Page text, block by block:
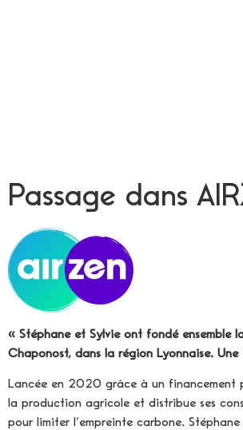
Passage dans
« Stéphane et Sylvie ont fondé ensemble
Chaponost, dans la région Lyonnaise.
Lancée en 2020 grâce à un
la production agricole et distribue ses
pour limiter l’empreinte carbone.